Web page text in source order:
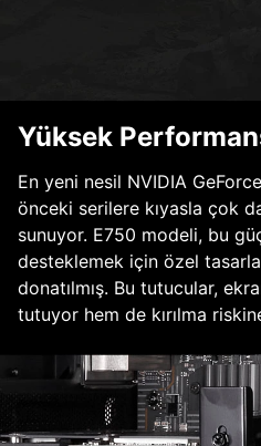
Yüksek
En yeni nesil NVIDIA
önceki serilere kıyasla çok
sunuyor. E750 modeli, bu
desteklemek için özel
donatılmış. Bu tutucular,
tutuyor hem de kırılma